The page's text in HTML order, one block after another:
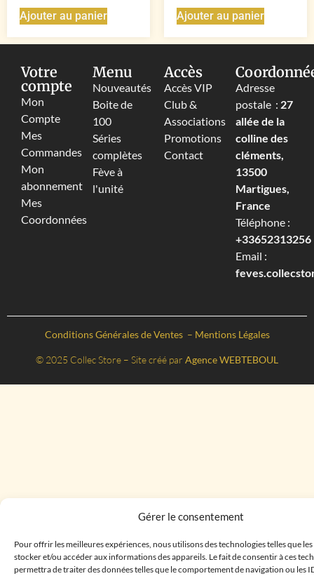
Gérer le consentement
Pour offrir les meilleures expériences, nous utilisons des technologies telles que
stocker et/ou accéder aux informations des appareils. Le fait de consentir à ces
permettra de traiter des données telles que le comportement de navigation ou les
Ajouter au panier Ajouter au panier
Votre
compte
Mon
Compte
Mes
Commandes
Mon
abonnement
Mes
Coordonnées
Menu
Nouveautés
Boite de
100
Séries
complètes
Fève à
l'unité
Accès
Accès VIP
Club &
Associations
Promotions
Contact
Adresse
postale : 27
allée de la
colline des
cléments,
13500
Martigues,
France
Téléphone :
+33652313256‬
Email :
Conditions Générales de Ventes – Mentions Légales
© 2025 Collec Store – Site créé par Agence WEBTEBOUL